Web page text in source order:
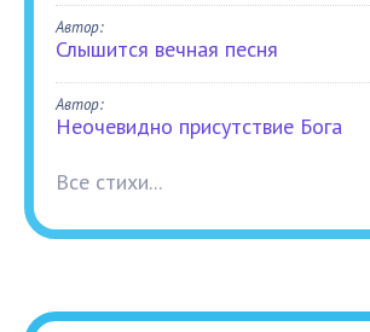
Автор:
Слышится вечная песня
Автор:
Неочевидно присутствие Бога
Все стихи...